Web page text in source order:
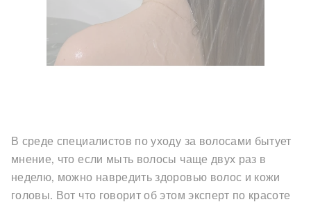
В среде специалистов по уходу за волосами бытует
мнение, что если мыть волосы чаще двух раз в
неделю, можно навредить здоровью волос и кожи
головы. Вот что говорит об этом эксперт по красоте